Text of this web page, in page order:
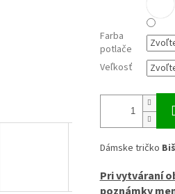
Farba
potlače
Veľkosť
Dámske tričko
Pri vytváraní